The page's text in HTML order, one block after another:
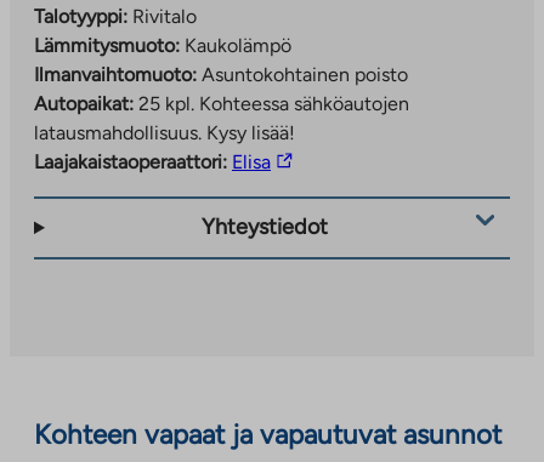
Talotyyppi: Rivitalo
Lämmitysmuoto: Kaukolämpö
Ilmanvaihtomuoto: Asuntokohtainen poisto
Autopaikat: 25 kpl. Kohteessa sähköautojen
latausmahdollisuus. Kysy lisää!
Laajakaistaoperaattori: ElisaLinkki
ulkopuoliseen
Yhteystiedot
Kohteen vapaat ja vapautuvat asunnot